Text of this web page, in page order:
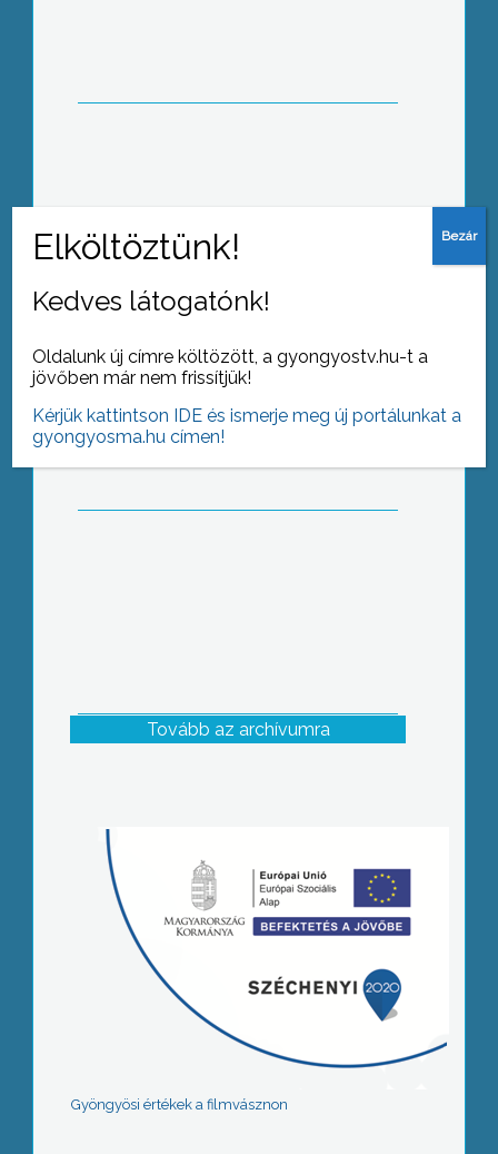
Sztrájk előtti csend
Tovább az archívumra
Gyöngyösi értékek a filmvásznon
Kedves látogatónk!
Oldalunk új címre költözött, a gyongyostv.hu-t a
jövőben már nem frissítjük!
Kérjük kattintson IDE és ismerje meg új portálunkat a
gyongyosma.hu címen!